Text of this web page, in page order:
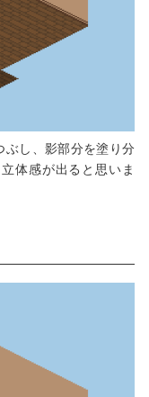
ぶし、影部分を塗り分
体感が出ると思いま